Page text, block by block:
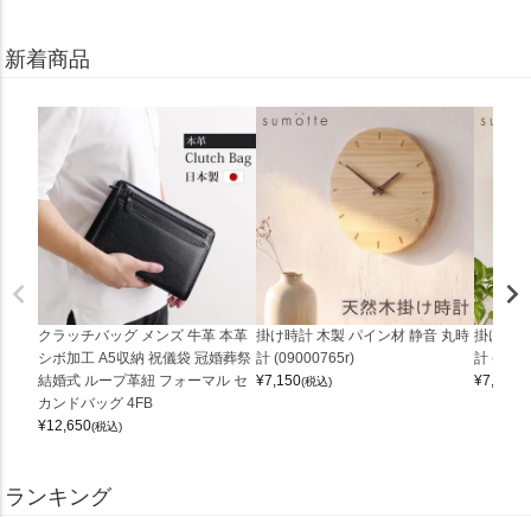
新着商品
クラッチバッグ メンズ 牛革 本革
シボ加工 A5収納 祝儀袋 冠婚葬祭
結婚式 ループ革紐 フォーマル セ
カンドバッグ 4FB
¥12,650(税込)
掛け時計 木製 パイン材 静音 丸時
計 (09000765r)
¥7,150(税込)
掛け時
計
¥7,150
ランキング